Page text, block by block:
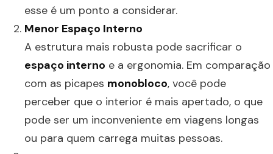
esse é um ponto a considerar.
Menor Espaço Interno
A estrutura mais robusta pode sacrificar o
espaço interno e a ergonomia. Em comparação
com as picapes monobloco, você pode
perceber que o interior é mais apertado, o que
pode ser um inconveniente em viagens longas
ou para quem carrega muitas pessoas.